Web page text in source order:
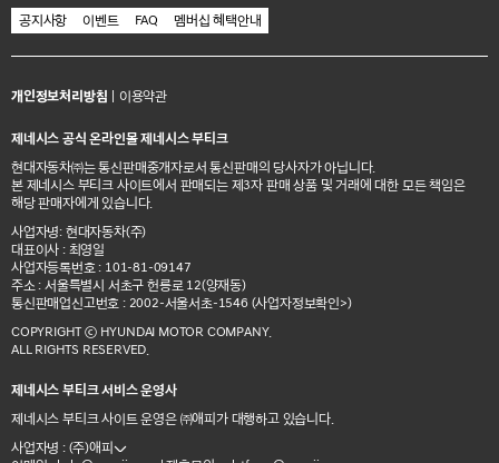
공지사항 이벤트 FAQ 멤버십 혜택안내
개인정보처리방침 이용약관
제네시스 공식 온라인몰 제네시스 부티크
현대자동차㈜는 통신판매중개자로서 통신판매의 당사자가 아닙니다.
본 제네시스 부티크 사이트에서 판매되는 제3자 판매 상품 및 거래에 대한 모든 책임은
해당 판매자에게 있습니다.
사업자명: 현대자동차(주)
대표이사 : 최영일
사업자등록번호 : 101-81-09147
주소 : 서울특별시 서초구 헌릉로 12(양재동)
통신판매업신고번호 : 2002-서울서초-1546 (사업자정보확인>)
COPYRIGHT ⓒ HYUNDAI MOTOR COMPANY.
ALL RIGHTS RESERVED.
제네시스 부티크 서비스 운영사
제네시스 부티크 사이트 운영은 ㈜애피가 대행하고 있습니다.
사업자명 : (주)애피